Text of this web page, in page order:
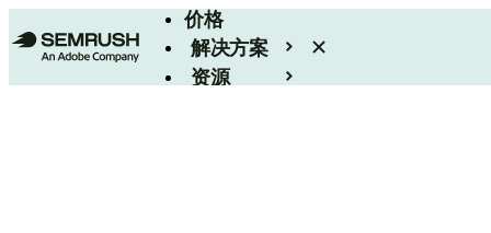
价格
解决方案
资源